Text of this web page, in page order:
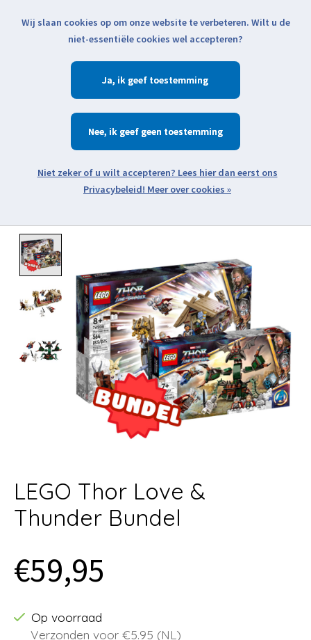
Klik voor actuele verzendinformatie...
Verlanglijst
Zoeken
Open webshop menu
LEGO Thor Love &
Thunder Bundel
€59,95
Op voorraad
Verzonden voor €5.95 (NL)
Wij slaan cookies op om onze website te verbeteren. Wilt u de
niet-essentiële cookies wel accepteren?
Ja
Nee
Meer over cookies »